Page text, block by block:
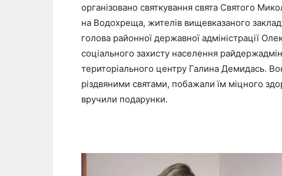
організовано святкування свята Святого
на Водохреща, жителів вищевказаного
голова районної державної адміністрації
соціального захисту населення
територіального центру Галина Демидась.
різдвяними святами, побажали їм міцного
вручили подарунки.